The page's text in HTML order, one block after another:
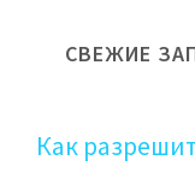
СВЕЖИЕ
Как